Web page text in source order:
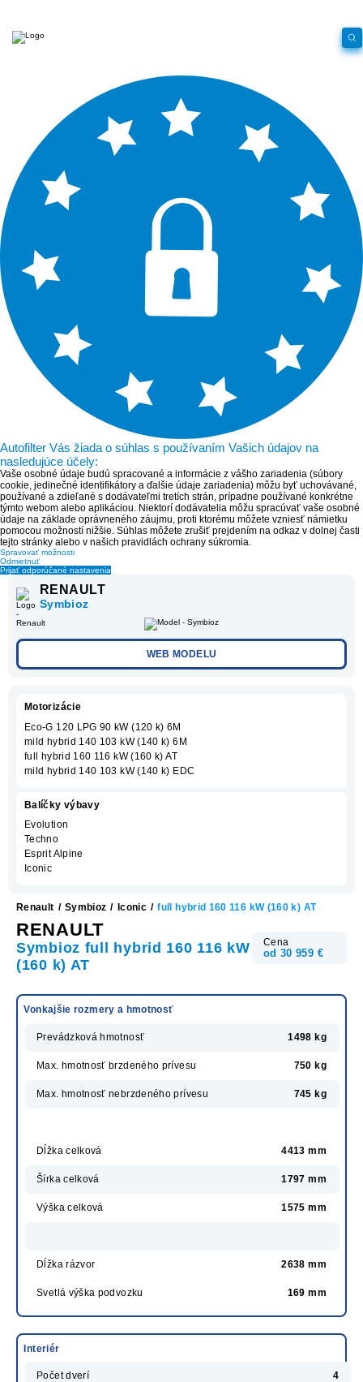
Autofilter Vás žiada o súhlas s používaním Vašich údajov na
nasledujúce účely:
Vaše osobné údaje budú spracované a informácie z vášho zariadenia (súbory
cookie, jedinečné identifikátory a ďalšie údaje zariadenia) môžu byť uchovávané,
používané a zdieľané s dodávateľmi tretích strán, prípadne používané konkrétne
týmto webom alebo aplikáciou. Niektorí dodávatelia môžu spracúvať vaše osobné
údaje na základe oprávneného záujmu, proti ktorému môžete vzniesť námietku
pomocou možností nižšie. Súhlas môžete zrušiť prejdením na odkaz v dolnej časti
tejto stránky alebo v našich pravidlách ochrany súkromia.
Spravovať možnosti
Odmietnuť
Prijať odporúčané nastavenia
RENAULT
Symbioz
WEB MODELU
Renault / Symbioz / Iconic / full hybrid 160 116 kW (160 k) AT
RENAULT
Symbioz full hybrid 160 116 kW
(160 k) AT
Cena
od 30 959 €
Vonkajšie rozmery a hmotnosť
Prevádzková hmotnosť 1498 kg
Max. hmotnosť brzdeného prívesu 750 kg
Max. hmotnosť nebrzdeného prívesu 745 kg
Dĺžka celková 4413 mm
Šírka celková 1797 mm
Výška celková 1575 mm
Dĺžka rázvor 2638 mm
Svetlá výška podvozku 169 mm
Interiér
Počet dverí 4
Motorizácie
Eco-G 120 LPG 90 kW (120 k) 6M
mild hybrid 140 103 kW (140 k) 6M
full hybrid 160 116 kW (160 k) AT
mild hybrid 140 103 kW (140 k) EDC
Balíčky výbavy
Evolution
Techno
Esprit Alpine
Iconic